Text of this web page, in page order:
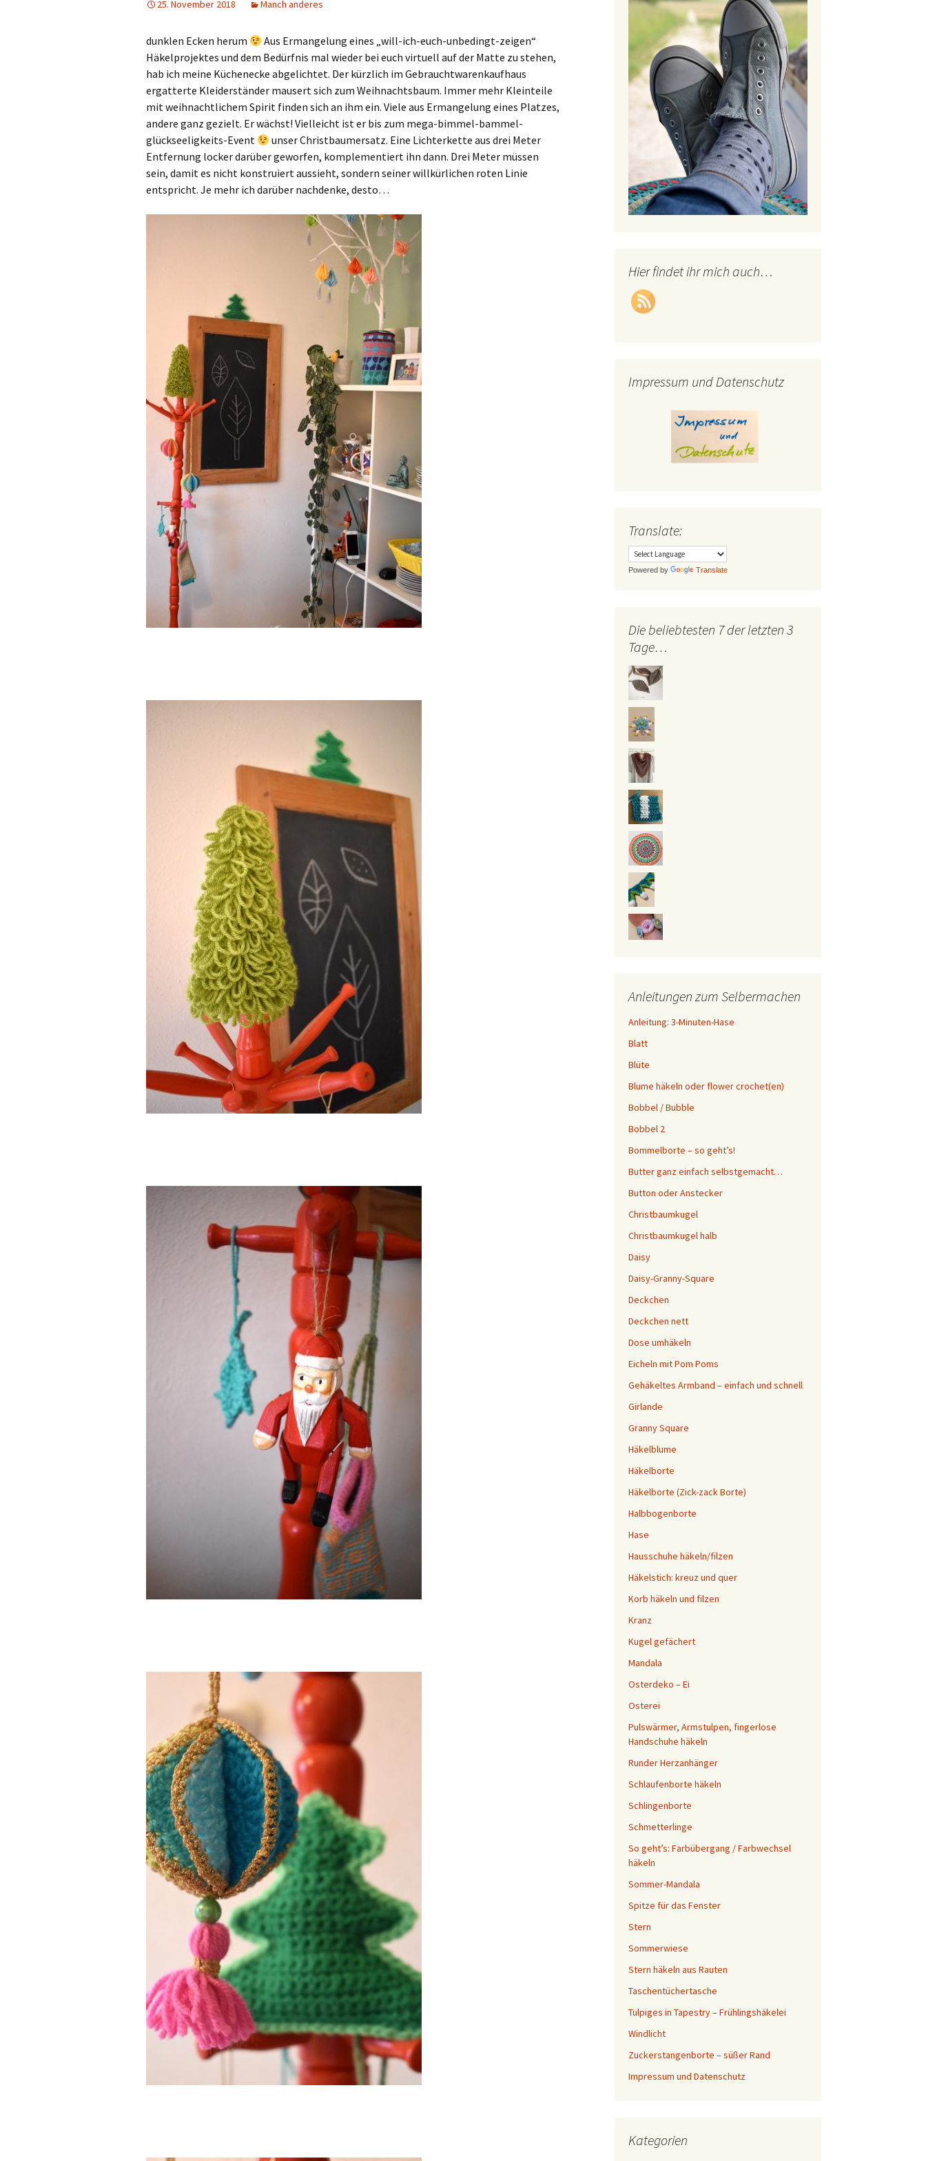
25. November 2018 Manch anderes
dunklen Ecken herum
Aus Ermangelung eines „will-ich-euch-unbedingt-zeigen“
Häkelprojektes und dem Bedürfnis mal wieder bei euch virtuell auf der Matte zu stehen,
hab ich meine Küchenecke abgelichtet. Der kürzlich im Gebrauchtwarenkaufhaus
ergatterte Kleiderständer mausert sich zum Weihnachtsbaum. Immer mehr Kleinteile
mit weihnachtlichem Spirit finden sich an ihm ein. Viele aus Ermangelung eines Platzes,
andere ganz gezielt. Er wächst! Vielleicht ist er bis zum mega-bimmel-bammel-
glückseeligkeits-Event
unser Christbaumersatz. Eine Lichterkette aus drei Meter
Entfernung locker darüber geworfen, komplementiert ihn dann. Drei Meter müssen
sein, damit es nicht konstruiert aussieht, sondern seiner willkürlichen roten Linie
entspricht. Je mehr ich darüber nachdenke, desto…
Hier findet ihr mich auch…
Impressum und Datenschutz
Translate:
Powered by Translate
Die beliebtesten 7 der letzten 3
Tage…
Anleitungen zum Selbermachen
Anleitung: 3-Minuten-Hase
Blatt
Blüte
Blume häkeln oder flower crochet(en)
Bobbel / Bubble
Bobbel 2
Bommelborte – so geht’s!
Butter ganz einfach selbstgemacht…
Button oder Anstecker
Christbaumkugel
Christbaumkugel halb
Daisy
Daisy-Granny-Square
Deckchen
Deckchen nett
Dose umhäkeln
Eicheln mit Pom Poms
Gehäkeltes Armband – einfach und schnell
Girlande
Granny Square
Häkelblume
Häkelborte
Häkelborte (Zick-zack Borte)
Halbbogenborte
Hase
Hausschuhe häkeln/filzen
Häkelstich: kreuz und quer
Korb häkeln und filzen
Kranz
Kugel gefächert
Mandala
Osterdeko – Ei
Osterei
Pulswärmer, Armstulpen, fingerlose
Handschuhe häkeln
Runder Herzanhänger
Schlaufenborte häkeln
Schlingenborte
Schmetterlinge
So geht’s: Farbübergang / Farbwechsel
häkeln
Sommer-Mandala
Spitze für das Fenster
Stern
Sommerwiese
Stern häkeln aus Rauten
Taschentüchertasche
Tulpiges in Tapestry – Frühlingshäkelei
Windlicht
Zuckerstangenborte – süßer Rand
Impressum und Datenschutz
Kategorien